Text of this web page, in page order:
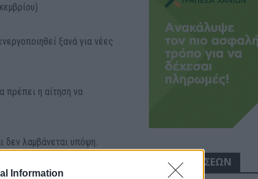
Information
ξανά για νέες
πρέπει η αίτηση να
δεν λαμβάνεται υπόψη.
ΡΟΗ ΕΙΔΗΣΕΩΝ